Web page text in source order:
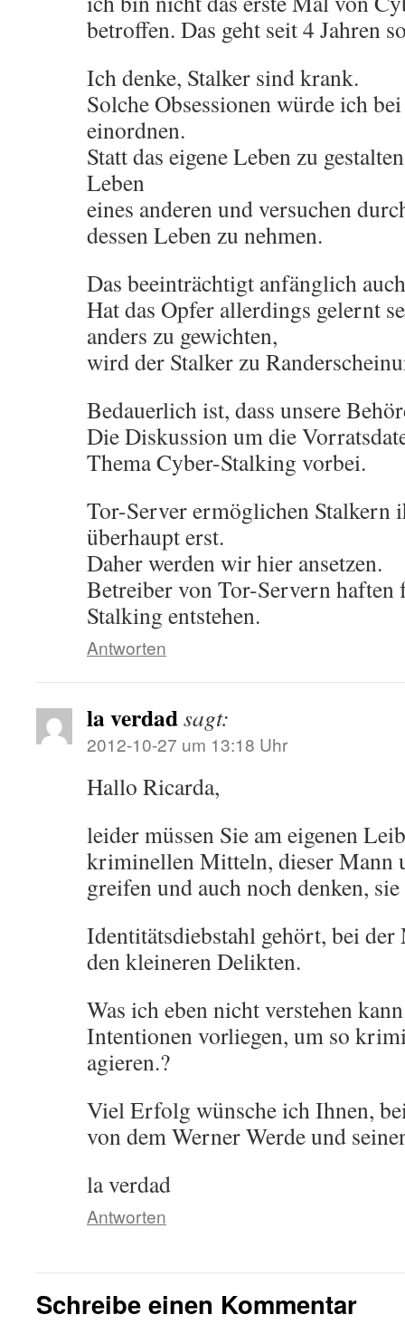
betroffen. Das geht seit 4 Jahren
Ich denke, Stalker sind krank.
Solche Obsessionen würde ich
einordnen.
Statt das eigene Leben zu
Leben
eines anderen und versuchen
dessen Leben zu nehmen.
Das beeinträchtigt anfänglich
Hat das Opfer allerdings gelernt
anders zu gewichten,
wird der Stalker zu
Bedauerlich ist, dass unsere
Die Diskussion um die
Thema Cyber-Stalking vorbei.
Tor-Server ermöglichen Stalkern
überhaupt erst.
Daher werden wir hier ansetzen.
Betreiber von Tor-Servern haften
Stalking entstehen.
Antworten
la verdadsagt:
2012-10-27 um 13:18 Uhr
Hallo Ricarda,
leider müssen Sie am eigenen
kriminellen Mitteln, dieser Mann
greifen und auch noch denken,
Identitätsdiebstahl gehört, bei
den kleineren Delikten.
Was ich eben nicht verstehen
Intentionen vorliegen, um so
agieren.?
Viel Erfolg wünsche ich Ihnen,
von dem Werner Werde und
la verdad
Antworten
Schreibe einen Kommentar